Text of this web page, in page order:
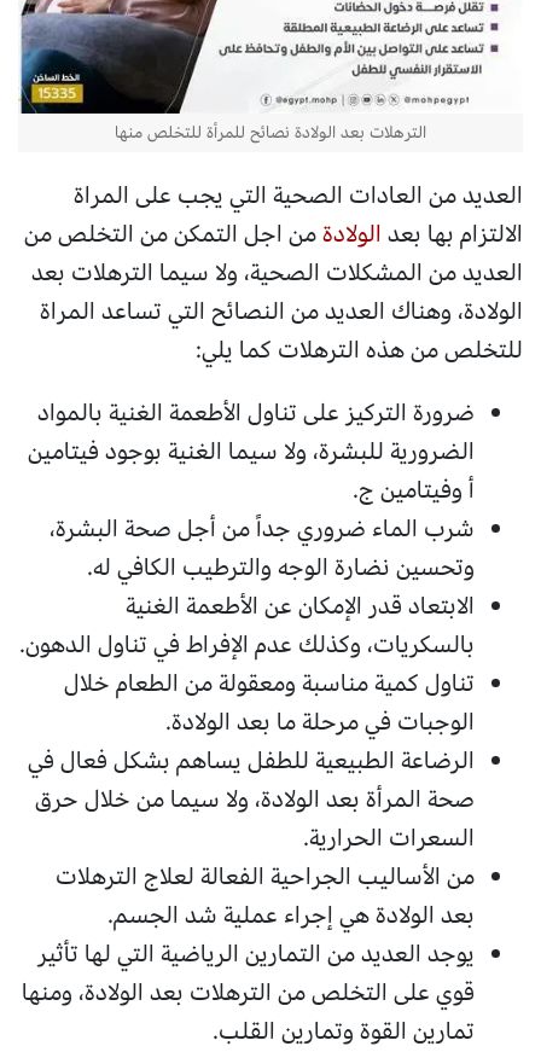
الترهلات بعد الولادة نصائح للمرأة للتخلص منها
العديد من العادات الصحية التي يجب على المراة
الالتزام بها بعدالولادةمن اجل التمكن من التخلص من
العديد من المشكلات الصحية، ولا سيما الترهلات بعد
الولادة، وهناك العديد من النصائح التي تساعد المراة
للتخلص من هذه الترهلات كما يلي:
ضرورة التركيز على تناول الأطعمة الغنية بالمواد
الضرورية للبشرة، ولا سيما الغنية بوجود فيتامين
أ وفيتامين ج.
شرب الماء ضروري جداً من أجل صحة البشرة،
وتحسين نضارة الوجه والترطيب الكافي له.
الابتعاد قدر الإمكان عن الأطعمة الغنية
بالسكريات، وكذلك عدم الإفراط في تناول الدهون.
تناول كمية مناسبة ومعقولة من الطعام خلال
الوجبات في مرحلة ما بعد الولادة.
الرضاعة الطبيعية للطفل يساهم بشكل فعال في
صحة المرأة بعد الولادة، ولا سيما من خلال حرق
السعرات الحرارية.
من الأساليب الجراحية الفعالة لعلاج الترهلات
بعد الولادة هي إجراء عملية شد الجسم.
يوجد العديد من التمارين الرياضية التي لها تأثير
قوي على التخلص من الترهلات بعد الولادة، ومنها
تمارين القوة وتمارين القلب.